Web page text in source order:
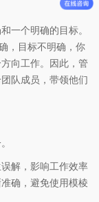
一个明确的目标。
，目标不明确，你
向工作。因此，管
队成员，带领他们
解，影响工作效率
确，避免使用模棱